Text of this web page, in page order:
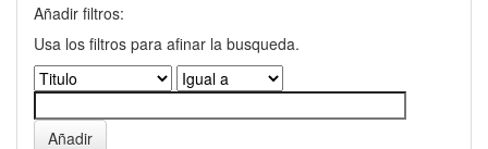
Añadir filtros:
Usa los filtros para afinar la busqueda.